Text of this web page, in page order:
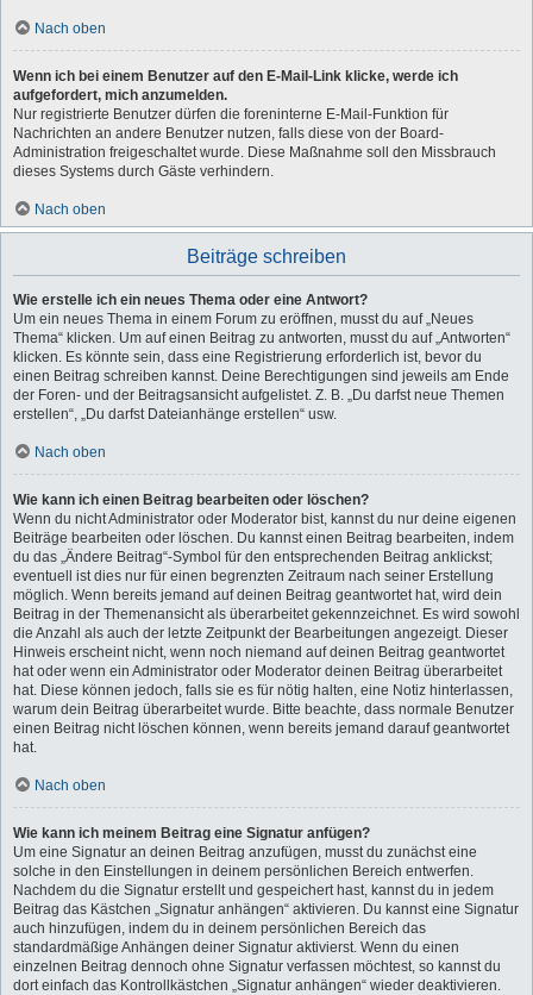
Nach oben
Wenn ich bei einem Benutzer auf den E-Mail-Link klicke, werde ich
aufgefordert, mich anzumelden.
Nur registrierte Benutzer dürfen die foreninterne E-Mail-Funktion für
Nachrichten an andere Benutzer nutzen, falls diese von der Board-
Administration freigeschaltet wurde. Diese Maßnahme soll den Missbrauch
dieses Systems durch Gäste verhindern.
Nach oben
Beiträge schreiben
Wie erstelle ich ein neues Thema oder eine Antwort?
Um ein neues Thema in einem Forum zu eröffnen, musst du auf „Neues
Thema“ klicken. Um auf einen Beitrag zu antworten, musst du auf „Antworten“
klicken. Es könnte sein, dass eine Registrierung erforderlich ist, bevor du
einen Beitrag schreiben kannst. Deine Berechtigungen sind jeweils am Ende
der Foren- und der Beitragsansicht aufgelistet. Z. B. „Du darfst neue Themen
erstellen“, „Du darfst Dateianhänge erstellen“ usw.
Nach oben
Wie kann ich einen Beitrag bearbeiten oder löschen?
Wenn du nicht Administrator oder Moderator bist, kannst du nur deine eigenen
Beiträge bearbeiten oder löschen. Du kannst einen Beitrag bearbeiten, indem
du das „Ändere Beitrag“-Symbol für den entsprechenden Beitrag anklickst;
eventuell ist dies nur für einen begrenzten Zeitraum nach seiner Erstellung
möglich. Wenn bereits jemand auf deinen Beitrag geantwortet hat, wird dein
Beitrag in der Themenansicht als überarbeitet gekennzeichnet. Es wird sowohl
die Anzahl als auch der letzte Zeitpunkt der Bearbeitungen angezeigt. Dieser
Hinweis erscheint nicht, wenn noch niemand auf deinen Beitrag geantwortet
hat oder wenn ein Administrator oder Moderator deinen Beitrag überarbeitet
hat. Diese können jedoch, falls sie es für nötig halten, eine Notiz hinterlassen,
warum dein Beitrag überarbeitet wurde. Bitte beachte, dass normale Benutzer
einen Beitrag nicht löschen können, wenn bereits jemand darauf geantwortet
hat.
Nach oben
Wie kann ich meinem Beitrag eine Signatur anfügen?
Um eine Signatur an deinen Beitrag anzufügen, musst du zunächst eine
solche in den Einstellungen in deinem persönlichen Bereich entwerfen.
Nachdem du die Signatur erstellt und gespeichert hast, kannst du in jedem
Beitrag das Kästchen „Signatur anhängen“ aktivieren. Du kannst eine Signatur
auch hinzufügen, indem du in deinem persönlichen Bereich das
standardmäßige Anhängen deiner Signatur aktivierst. Wenn du einen
einzelnen Beitrag dennoch ohne Signatur verfassen möchtest, so kannst du
dort einfach das Kontrollkästchen „Signatur anhängen“ wieder deaktivieren.